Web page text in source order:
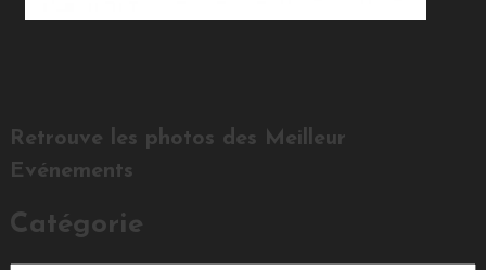
Retrouve les photos des Meilleur
Evénements
Catégorie